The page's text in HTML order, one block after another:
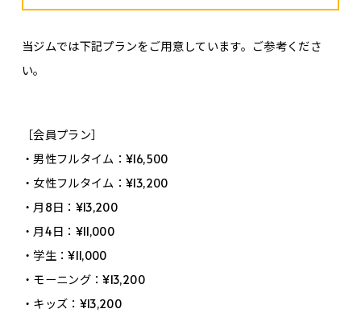
当ジムでは下記プランをご用意しています。ご参考くださ
い。
［会員プラン］
・男性フルタイム：¥16,500
・女性フルタイム：¥13,200
・月8日：¥13,200
・月4日：¥11,000
・学生：¥11,000
・モーニング：¥13,200
・キッズ：¥13,200